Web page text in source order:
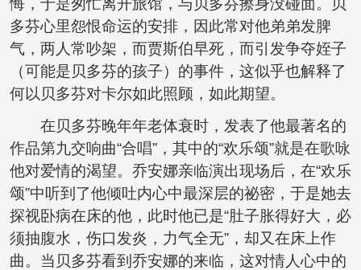
悔，于是匆忙离开旅馆，与贝多芬擦身没碰面。贝
多芬心里怨恨命运的安排，因此常对他弟弟发脾
气，两人常吵架，而贾斯伯早死，而引发争夺姪子
（可能是贝多芬的孩子）的事件，这似乎也解释了
何以贝多芬对卡尔如此照顾，如此期望。
在贝多芬晚年年老体衰时，发表了他最著名的
作品第九交响曲“合唱”，其中的“欢乐颂”就是在歌咏
他对爱情的渴望。乔安娜亲临演出现场后，在“欢乐
颂”中听到了他倾吐内心中最深层的祕密，于是她去
探视卧病在床的他，此时他已是“肚子胀得好大，必
须抽腹水，伤口发炎，力气全无”，却又在床上作
曲。当贝多芬看到乔安娜的来临，这对情人心中的